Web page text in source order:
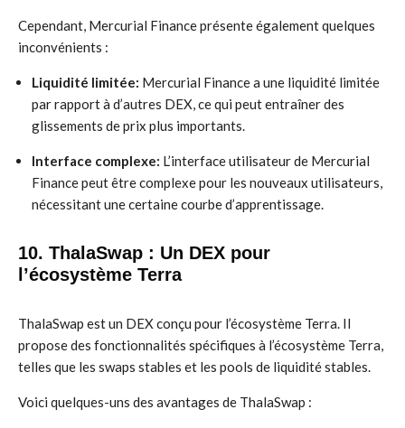
Cependant, Mercurial Finance présente également quelques
inconvénients :
Liquidité limitée: Mercurial Finance a une liquidité limitée
par rapport à d’autres DEX, ce qui peut entraîner des
glissements de prix plus importants.
Interface complexe: L’interface utilisateur de Mercurial
Finance peut être complexe pour les nouveaux utilisateurs,
nécessitant une certaine courbe d’apprentissage.
10. ThalaSwap : Un DEX pour
l’écosystème Terra
ThalaSwap est un DEX conçu pour l’écosystème Terra. Il
propose des fonctionnalités spécifiques à l’écosystème Terra,
telles que les swaps stables et les pools de liquidité stables.
Voici quelques-uns des avantages de ThalaSwap :